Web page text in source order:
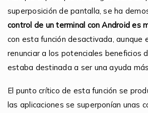
superposición de pantalla, se ha
control de un terminal con Android es
con esta función desactivada, aunque
renunciar a los potenciales beneficios
estaba destinada a ser una ayuda
El punto crítico de esta función se
las aplicaciones se superponían unas